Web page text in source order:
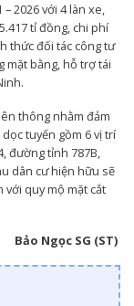
2026 với 4 làn xe,
tỉ đồng, chi phí
thức đối tác công tư
mặt bằng, hỗ trợ tái
thông nhằm đảm
tuyến gồm 6 vị trí
đường tỉnh 787B,
dân cư hiện hữu sẽ
quy mộ mặt cắt
Bảo Ngọc SG (ST)